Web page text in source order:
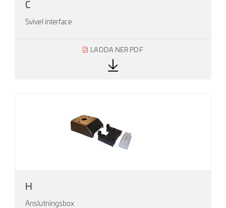
C
Svivel interface
LADDA NER PDF
H
Anslutningsbox